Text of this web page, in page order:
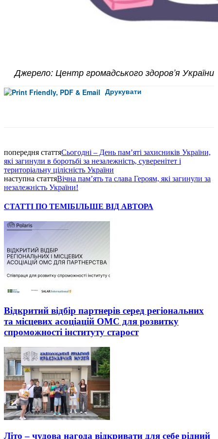
Джерело: Центр громадського здоров’я України
Друкувати
попередня статтяСьогодні – День пам’яті захисників України,
які загинули в боротьбі за незалежність, суверенітет і
територіальну цілісність України
наступна статтяВічна пам’ять та слава Героям, які загинули за
незалежність України!
СТАТТІ ПО ТЕМІБІЛЬШЕ ВІД АВТОРА
Відкритий відбір партнерів серед регіональних
та місцевих асоціацій ОМС для розвитку
спроможності інституту старост
Літо – чудова нагода відкривати для себе рідний